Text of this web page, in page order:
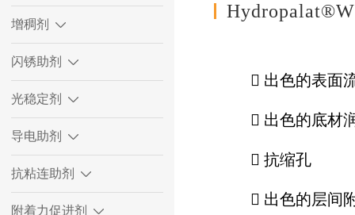
增稠剂
闪锈助剂
光稳定剂
导电助剂
抗粘连助剂
附着力促进剂
 出色的表面
 出色的底材
 抗缩孔
 出色的层间